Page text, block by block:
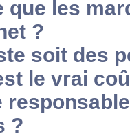
que les
?
soit des
le vrai
?